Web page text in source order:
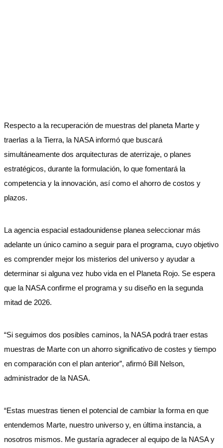
Respecto a la recuperación de muestras del planeta Marte y
traerlas a la Tierra, la NASA informó que buscará
simultáneamente dos arquitecturas de aterrizaje, o planes
estratégicos, durante la formulación, lo que fomentará la
competencia y la innovación, así como el ahorro de costos y
plazos.
La agencia espacial estadounidense planea seleccionar más
adelante un único camino a seguir para el programa, cuyo objetivo
es comprender mejor los misterios del universo y ayudar a
determinar si alguna vez hubo vida en el Planeta Rojo. Se espera
que la NASA confirme el programa y su diseño en la segunda
mitad de 2026.
“Si seguimos dos posibles caminos, la NASA podrá traer estas
muestras de Marte con un ahorro significativo de costes y tiempo
en comparación con el plan anterior”, afirmó Bill Nelson,
administrador de la NASA.
“Estas muestras tienen el potencial de cambiar la forma en que
entendemos Marte, nuestro universo y, en última instancia, a
nosotros mismos. Me gustaría agradecer al equipo de la NASA y